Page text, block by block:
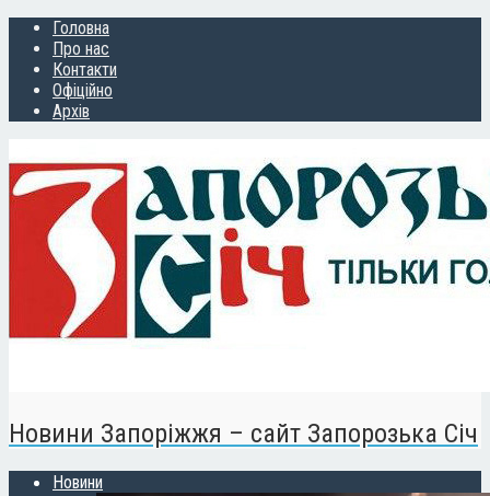
Головна
Про нас
Контакти
Офіційно
Архів
Новини Запоріжжя – сайт Запорозька Січ
Новини